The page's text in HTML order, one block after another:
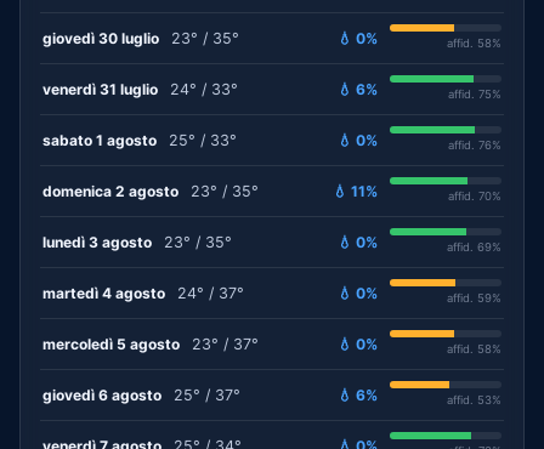
giovedì 30 luglio 23° / 35° 💧 0% affid. 58%
venerdì 31 luglio 24° / 33° 💧 6% affid. 75%
sabato 1 agosto 25° / 33° 💧 0% affid. 76%
domenica 2 agosto 23° / 35° 💧 11% affid. 70%
lunedì 3 agosto 23° / 35° 💧 0% affid. 69%
martedì 4 agosto 24° / 37° 💧 0% affid. 59%
mercoledì 5 agosto 23° / 37° 💧 0% affid. 58%
giovedì 6 agosto 25° / 37° 💧 6% affid. 53%
venerdì 7 agosto 25° / 34° 💧 0%